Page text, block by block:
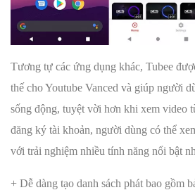
Tương tự các ứng dụng khác, Tubee
thế cho Youtube Vanced và giúp người
sống động, tuyệt vời hơn khi xem video
đăng ký tài khoản, người dùng có thể
với trải nghiệm nhiều tính năng nổi bật
+ Dễ dàng tạo danh sách phát bao gồm